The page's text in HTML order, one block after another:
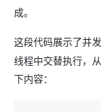
成。
这段代码展示了并
线程中交替执行，
下内容：